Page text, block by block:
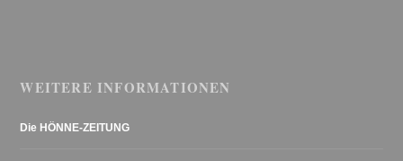
WEITERE INFORMATIONEN
Die HÖNNE-ZEITUNG